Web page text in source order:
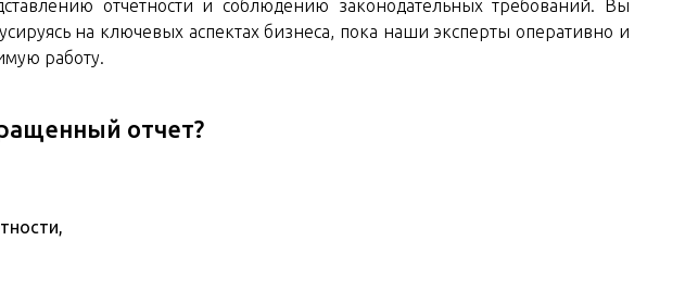
отчетности и соблюдению законодательных требований. Вы
на ключевых аспектах бизнеса, пока наши эксперты оперативно и
работу.
отчет?